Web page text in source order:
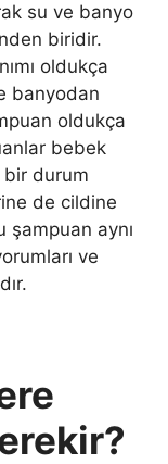
su ve banyo
biridir.
oldukça
banyodan
oldukça
bebek
bir durum
de cildine
aynı
ve